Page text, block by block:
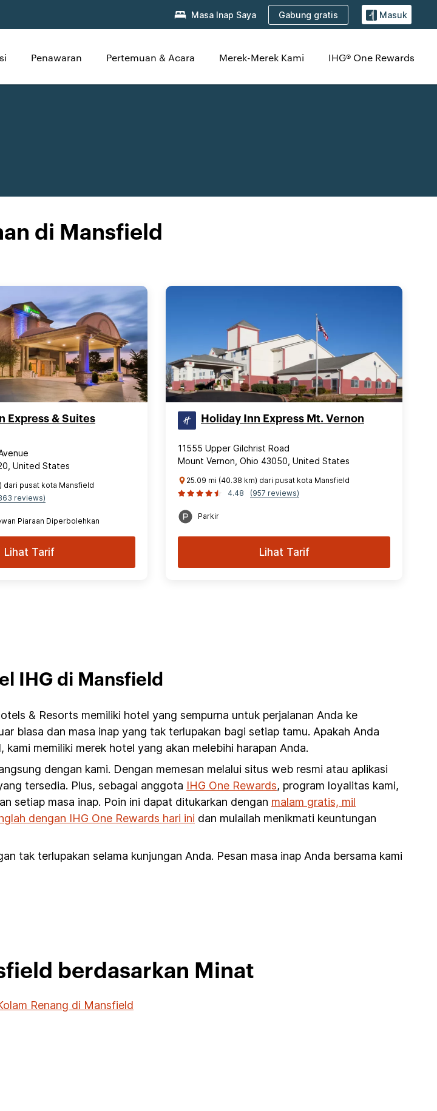
Masa Inap Saya Gabung gratis Masuk
Penawaran Pertemuan & Acara Merek-Merek Kami IHG® One Rewards
di Mansfield
Express & Suites
United States
dari pusat kota Mansfield
reviews)
Piaraan Diperbolehkan
Lihat Tarif
Holiday Inn Express Mt. Vernon
11555 Upper Gilchrist Road
Mount Vernon, Ohio 43050, United States
25.09 mi (40.38 km) dari pusat kota Mansfield
4.48
(957 reviews)
Parkir
Lihat Tarif
IHG di Mansfield
& Resorts memiliki hotel yang sempurna untuk perjalanan Anda ke
biasa dan masa inap yang tak terlupakan bagi setiap tamu. Apakah Anda
memiliki merek hotel yang akan melebihi harapan Anda.
dengan kami. Dengan memesan melalui situs web resmi atau aplikasi
tersedia. Plus, sebagai anggota IHG One Rewards, program loyalitas kami,
setiap masa inap. Poin ini dapat ditukarkan dengan malam gratis, mil
dengan IHG One Rewards hari ini dan mulailah menikmati keuntungan
tak terlupakan selama kunjungan Anda. Pesan masa inap Anda bersama kami
berdasarkan Minat
Renang di Mansfield